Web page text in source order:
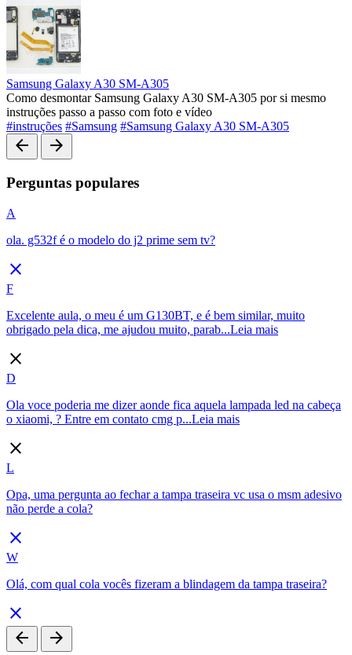
Samsung Galaxy A30 SM-A305
Como desmontar Samsung Galaxy A30 SM-A305 por si mesmo
instruções passo a passo com foto e vídeo
#instruções #Samsung #Samsung Galaxy A30 SM-A305
arrow_back arrow_forward
Perguntas populares
A
ola. g532f é o modelo do j2 prime sem tv?
close
F
Excelente aula, o meu é um G130BT, e é bem similar, muito
obrigado pela dica, me ajudou muito, parab...Leia mais
close
D
Ola voce poderia me dizer aonde fica aquela lampada led na cabeça
o xiaomi, ? Entre em contato cmg p...Leia mais
close
L
Opa, uma pergunta ao fechar a tampa traseira vc usa o msm adesivo
não perde a cola?
close
W
Olá, com qual cola vocês fizeram a blindagem da tampa traseira?
close
arrow_back
arrow_forward